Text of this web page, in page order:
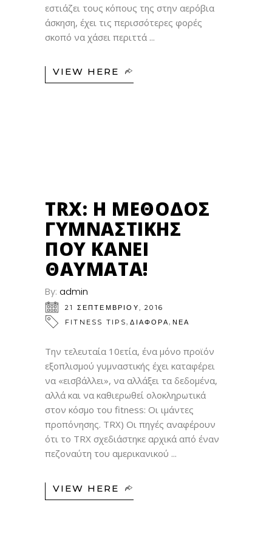
εστιάζει τους κόπους της στην αερόβια
άσκηση, έχει τις περισσότερες φορές
σκοπό να χάσει περιττά
VIEW HERE
TRX: Η ΜΈΘΟΔΟΣ
ΓΥΜΝΑΣΤΙΚΉΣ
ΠΟΥ ΚΆΝΕΙ
ΘΑΎΜΑΤΑ!
By: admin
21 ΣΕΠΤΕΜΒΡΊΟΥ, 2016
FITNESS TIPS,ΔΙΑΦΟΡΑ, ΝΕΑ
Την τελευταία 10ετία, ένα μόνο προϊόν
εξοπλισμού γυμναστικής έχει καταφέρει
να «εισβάλλει», να αλλάξει τα δεδομένα,
αλλά και να καθιερωθεί ολοκληρωτικά
στον κόσμο του fitness: Οι ιμάντες
προπόνησης. TRX) Οι πηγές αναφέρουν
ότι το TRX σχεδιάστηκε αρχικά από έναν
πεζοναύτη του αμερικανικού
VIEW HERE